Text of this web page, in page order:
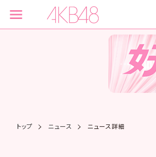
トップ ニュース ニュース詳細